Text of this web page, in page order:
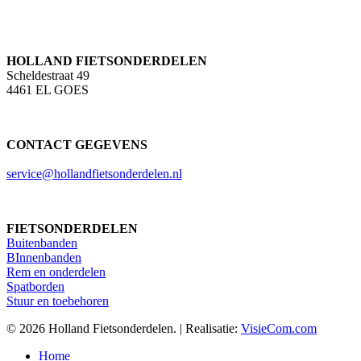
HOLLAND FIETSONDERDELEN
Scheldestraat 49
4461 EL GOES
CONTACT GEGEVENS
service@hollandfietsonderdelen.nl
FIETSONDERDELEN
Buitenbanden
BInnenbanden
Rem en onderdelen
Spatborden
Stuur en toebehoren
© 2026 Holland Fietsonderdelen. | Realisatie: VisieCom.com
Close
Home